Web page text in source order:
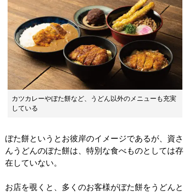
カツカレーやぼた餅など、うどん以外のメニューも充実
している
ぼた餅というとお彼岸のイメージであるが、資さ
んうどんのぼた餅は、特別な食べものとしては存
在していない。
お店を覗くと、多くのお客様がぼた餅をうどんと